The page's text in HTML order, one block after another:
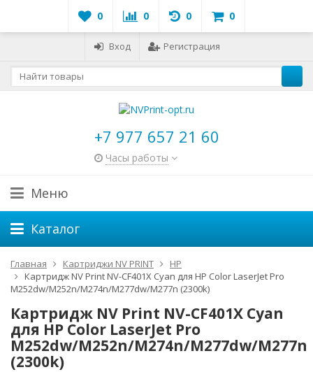
0 0 0 0
Вход Регистрация
+7 977 657 21 60
Часы работы
Меню
Каталог
Главная Картриджи NV PRINT
HP
Картридж NV Print NV-CF401X Cyan для HP Color LaserJet Pro
M252dw/M252n/M274n/M277dw/M277n (2300k)
Картридж NV Print NV-CF401X Cyan
для HP Color LaserJet Pro
M252dw/M252n/M274n/M277dw/M277n
(2300k)